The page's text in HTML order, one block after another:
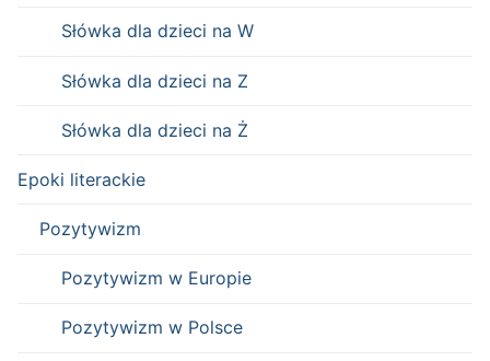
Słówka dla dzieci na W
Słówka dla dzieci na Z
Słówka dla dzieci na Ż
Epoki literackie
Pozytywizm
Pozytywizm w Europie
Pozytywizm w Polsce